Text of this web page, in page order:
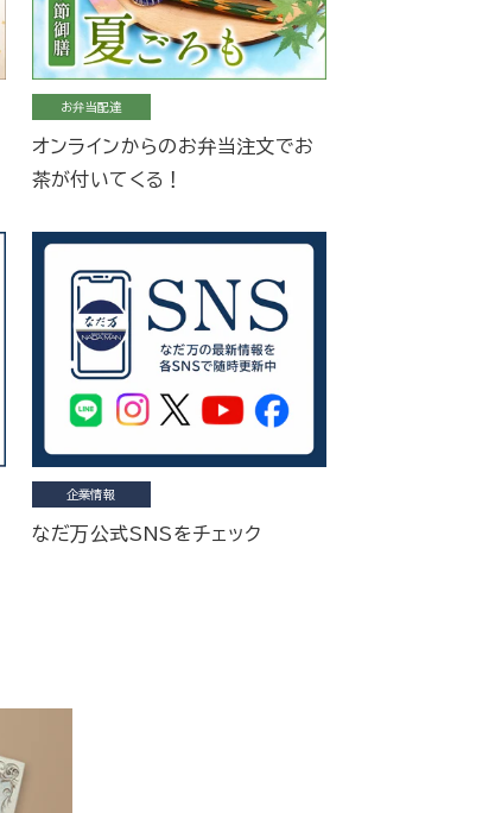
お弁当配達
オンラインからのお弁当注文でお
茶が付いてくる！
企業情報
なだ万公式SNSをチェック